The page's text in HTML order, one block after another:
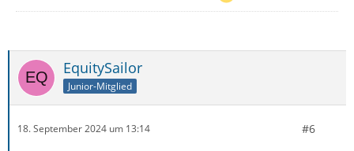
EquitySailor
Junior-Mitglied
18. September 2024 um 13:14 #6